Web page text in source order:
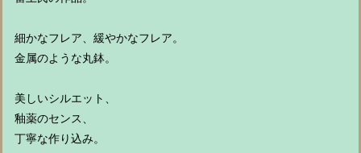
細かなフレア、緩やかなフレア。
金属のような丸鉢。
美しいシルエット、
釉薬のセンス、
丁寧な作り込み。